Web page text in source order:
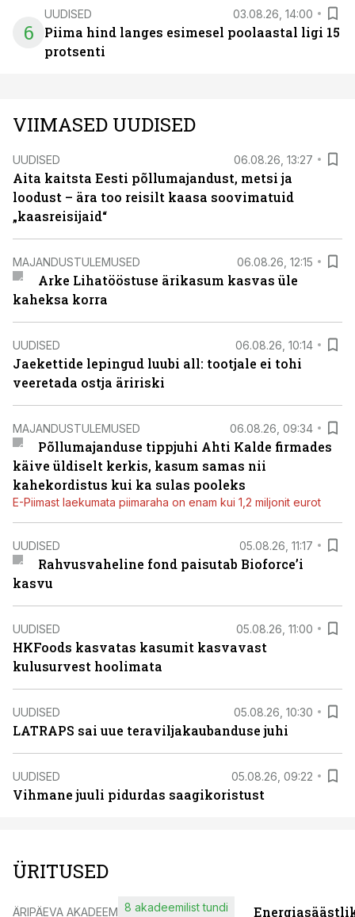
6
UUDISED 03.08.26, 14:00
Piima hind langes esimesel poolaastal ligi 15
protsenti
VIIMASED UUDISED
UUDISED 06.08.26, 13:27
Aita kaitsta Eesti põllumajandust, metsi ja
loodust – ära too reisilt kaasa soovimatuid
„kaasreisijaid“
MAJANDUSTULEMUSED 06.08.26, 12:15
Arke Lihatööstuse ärikasum kasvas üle
kaheksa korra
UUDISED 06.08.26, 10:14
Jaekettide lepingud luubi all: tootjale ei tohi
veeretada ostja äririski
MAJANDUSTULEMUSED 06.08.26, 09:34
Põllumajanduse tippjuhi Ahti Kalde firmades
käive üldiselt kerkis, kasum samas nii
kahekordistus kui ka sulas pooleks
E-Piimast laekumata piimaraha on enam kui 1,2 miljonit eurot
UUDISED 05.08.26, 11:17
Rahvusvaheline fond paisutab Bioforce’i
kasvu
UUDISED 05.08.26, 11:00
HKFoods kasvatas kasumit kasvavast
kulusurvest hoolimata
UUDISED 05.08.26, 10:30
LATRAPS sai uue teraviljakaubanduse juhi
UUDISED 05.08.26, 09:22
Vihmane juuli pidurdas saagikoristust
ÜRITUSED
ÄRIPÄEVA AKADEEMIA8 akadeemilist tundi